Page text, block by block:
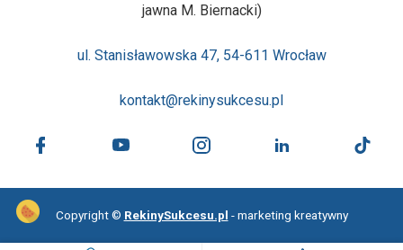
jawna M. Biernacki)
ul. Stanisławowska 47, 54-611 Wrocław
kontakt@rekinysukcesu.pl
Copyright © RekinySukcesu.pl - marketing kreatywny